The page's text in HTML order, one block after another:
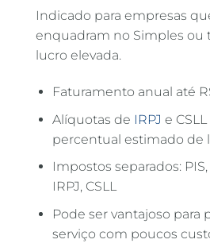
Indicado para empresas
enquadram no Simples ou
lucro elevada.
Faturamento anual até
Alíquotas de IRPJ e
percentual estimado de
Impostos separados: PIS,
IRPJ, CSLL
Pode ser vantajoso para
serviço com poucos